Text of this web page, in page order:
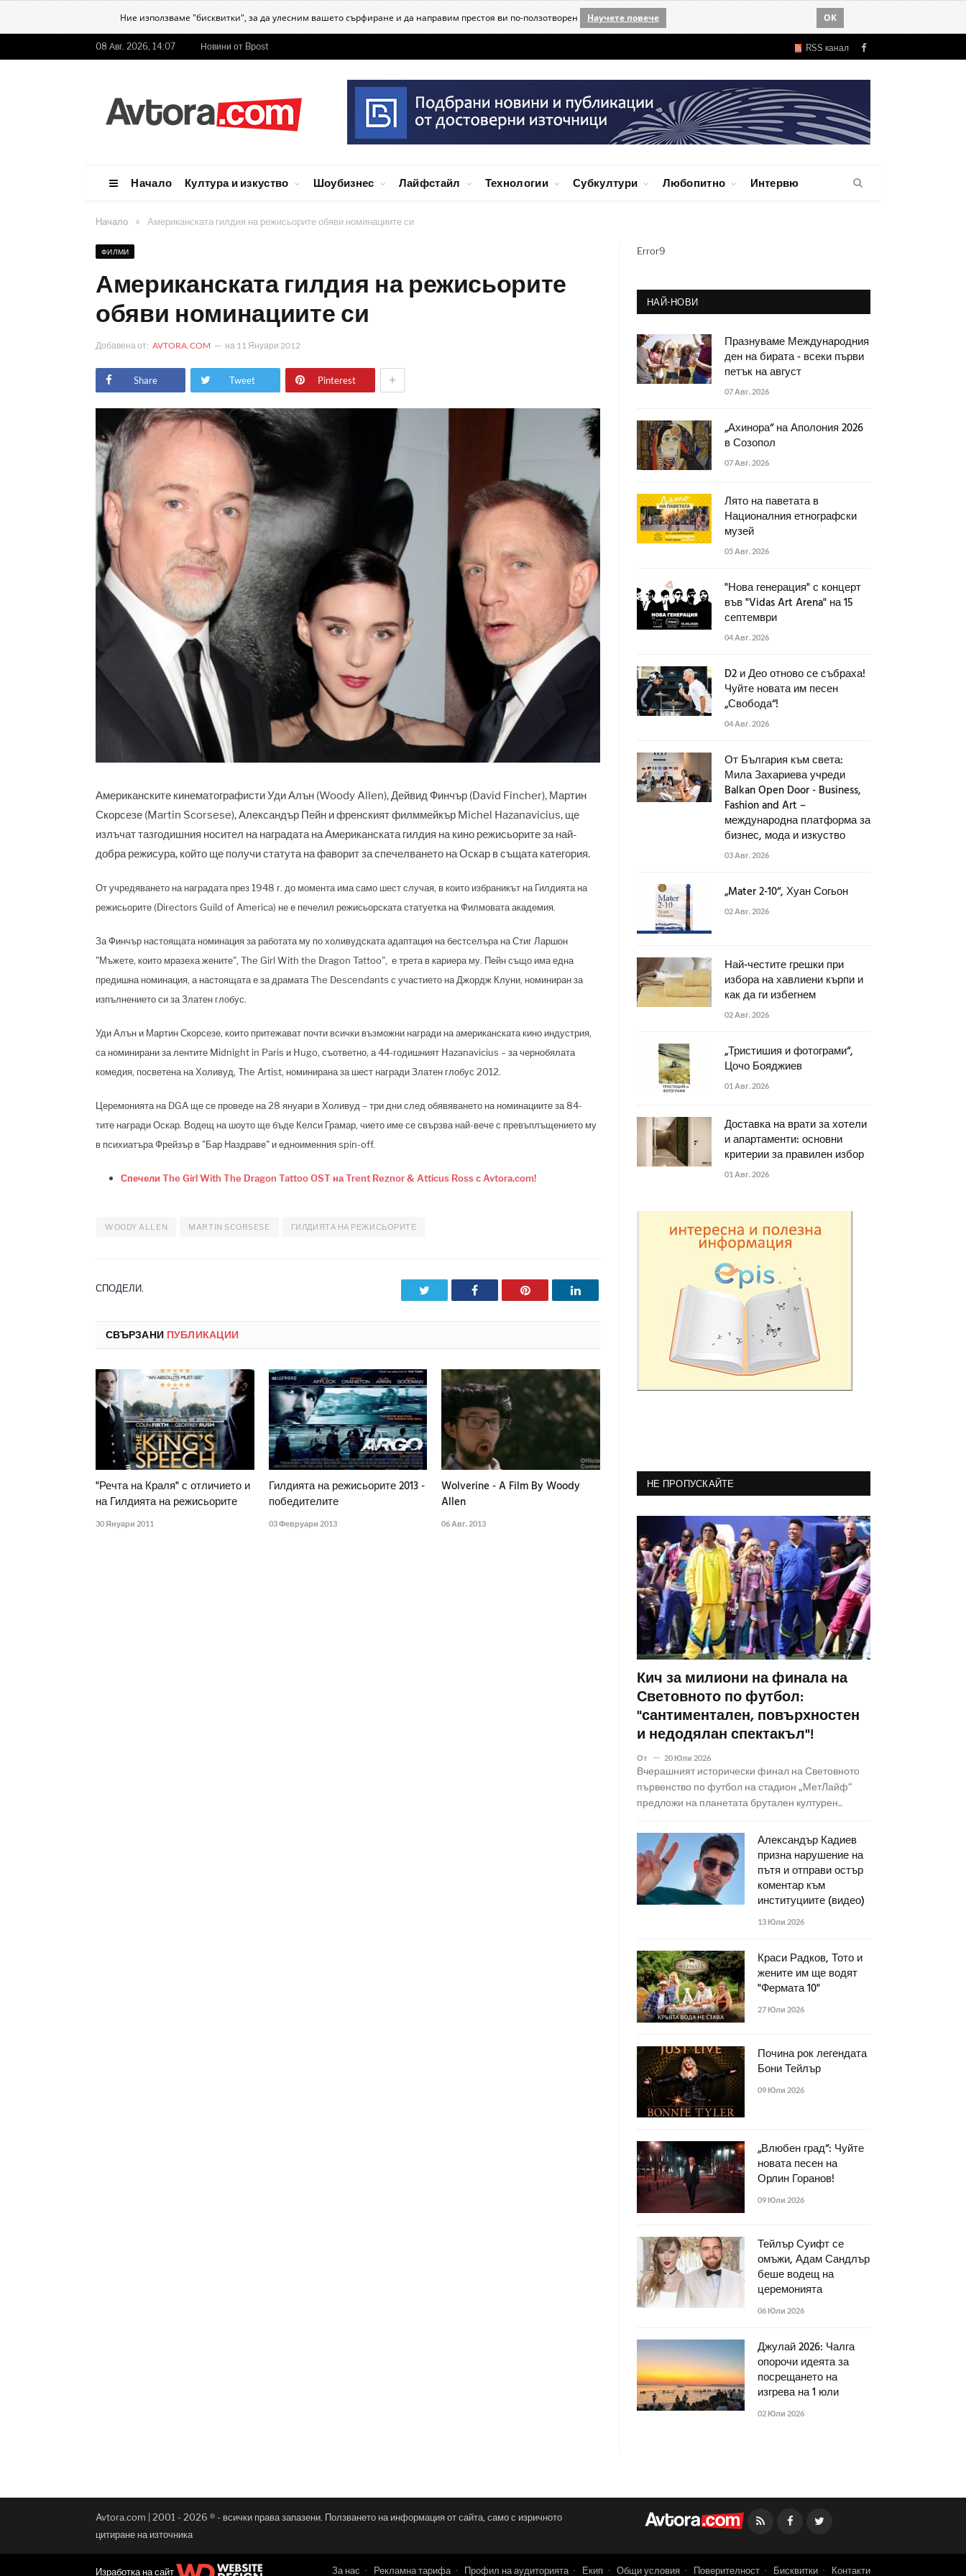
Ние използваме "бисквитки", за да улесним вашето сърфиране и да направим престоя ви по-ползотворен Научете повече OK
08 Авг. 2026, 14:07 Новини от Bpost RSS канал Facebook
Начало Култура и изкуство Шоубизнес Лайфстайл Технологии Субкултури Любопитно Интервю
Начало » Американската гилдия на режисьорите обяви номинациите си
ФИЛМИ
Американската гилдия на режисьорите
обяви номинациите си
Добавена от: AVTORA.COM на 11 Януари 2012
Share Tweet Pinterest +
Американските кинематографисти Уди Алън (Woody Allen), Дейвид Финчър (David Fincher), Мартин
Скорсезе (Martin Scorsese), Александър Пейн и френският филммейкър Michel Hazanavicius, ще
излъчат тазгодишния носител на наградата на Американската гилдия на кино режисьорите за най-
добра режисура, който ще получи статута на фаворит за спечелването на Оскар в същата категория.
От учредяването на наградата през 1948 г. до момента има само шест случая, в които избраникът на Гилдията на
режисьорите (Directors Guild of America) не е печелил режисьорската статуетка на Филмовата академия.
За Финчър настоящата номинация за работата му по холивудската адаптация на бестселъра на Стиг Ларшон
"Мъжете, които мразеха жените", The Girl With the Dragon Tattoo", е трета в кариера му. Пейн също има една
предишна номинация, а настоящата е за драмата The Descendants с участието на Джордж Клуни, номиниран за
изпълнението си за Златен глобус.
Уди Алън и Мартин Скорсезе, които притежават почти всички възможни награди на американската кино индустрия,
са номинирани за лентите Midnight in Paris и Hugo, съответно, а 44-годишният Hazanavicius – за чернобялата
комедия, посветена на Холивуд, The Artist, номинирана за шест награди Златен глобус 2012.
Церемонията на DGA ще се проведе на 28 януари в Холивуд – три дни след обявяването на номинациите за 84-
тите награди Оскар. Водещ на шоуто ще бъде Келси Грамар, чието име се свързва най-вече с превъплъщението му
в психиатъра Фрейзър в "Бар Наздраве" и едноименния spin-off.
Спечели The Girl With The Dragon Tattoo OST на Trent Reznor & Atticus Ross с Avtora.com!
WOODY ALLEN MARTIN SCORSESE ГИЛДИЯТА НА РЕЖИСЬОРИТЕ
СПОДЕЛИ. Facebook Pinterest LinkedIn
СВЪРЗАНИ ПУБЛИКАЦИИ
"Речта на Краля" с отличието и
на Гилдията на режисьорите
30 Януари 2011
Гилдията на режисьорите 2013 -
победителите
03 Февруари 2013
Wolverine - A Film By Woody
Allen
06 Авг. 2013
Error9
НАЙ-НОВИ
Празнуваме Международния
ден на бирата - всеки първи
петък на август
07 Авг. 2026
„Ахинора“ на Аполония 2026
в Созопол
07 Авг. 2026
Лято на паветата в
Националния етнографски
музей
05 Авг. 2026
"Нова генерация" с концерт
във "Vidas Art Arena" на 15
септември
04 Авг. 2026
D2 и Део отново се събраха!
Чуйте новата им песен
„Свобода“!
04 Авг. 2026
От България към света:
Мила Захариева учреди
Balkan Open Door - Business,
Fashion and Art –
международна платформа за
бизнес, мода и изкуство
03 Авг. 2026
„Mater 2-10“, Хуан Согьон
02 Авг. 2026
Най-честите грешки при
избора на хавлиени кърпи и
как да ги избегнем
02 Авг. 2026
„Тристишия и фотограми“,
Цочо Бояджиев
01 Авг. 2026
Доставка на врати за хотели
и апартаменти: основни
критерии за правилен избор
01 Авг. 2026
НЕ ПРОПУСКАЙТЕ
Кич за милиони на финала на
Световното по футбол:
"сантиментален, повърхностен
и недодялан спектакъл"!
От 20 Юли 2026
Вчерашният исторически финал на Световното
първенство по футбол на стадион „МетЛайф“
предложи на планетата брутален културен..
Александър Кадиев
призна нарушение на
пътя и отправи остър
коментар към
институциите (видео)
13 Юли 2026
Краси Радков, Тото и
жените им ще водят
"Фермата 10"
27 Юли 2026
Почина рок легендата
Бони Тейлър
09 Юли 2026
„Влюбен град“: Чуйте
новата песен на
Орлин Горанов!
09 Юли 2026
Тейлър Суифт се
омъжи, Адам Сандлър
беше водещ на
церемонията
06 Юли 2026
Джулай 2026: Чалга
опорочи идеята за
посрещането на
изгрева на 1 юли
02 Юли 2026
Avtora.com | 2001 - 2026 ® - всички права запазени. Ползването на информация от сайта, само с изричното
цитиране на източника
Facebook
Изработка на сайт За нас Рекламна тарифа Профил на аудиторията Екип Общи условия Поверителност Бисквитки Контакти